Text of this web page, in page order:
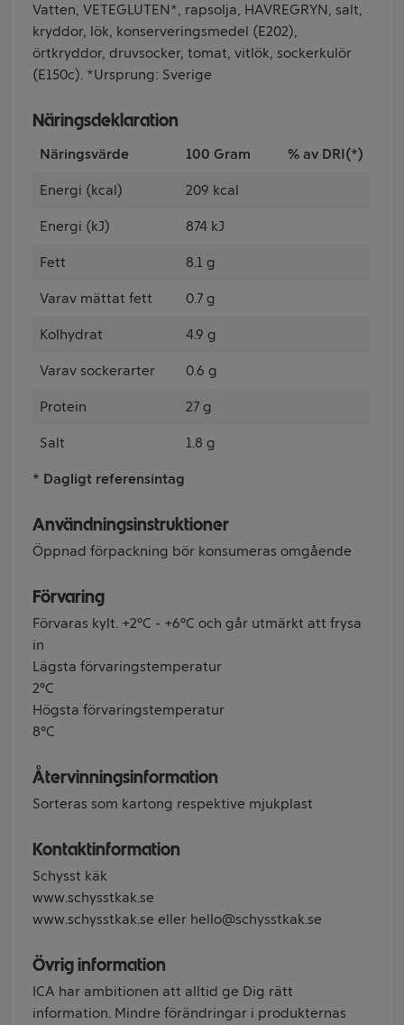
Vatten, VETEGLUTEN*, rapsolja, HAVREGRYN, salt,
kryddor, lök, konserveringsmedel (E202),
örtkryddor, druvsocker, tomat, vitlök, sockerkulör
(E150c). *Ursprung: Sverige
Näringsdeklaration
Näringsvärde 100 Gram % av DRI(*)
Energi (kcal) 209 kcal
Energi (kJ) 874 kJ
Fett 8.1 g
Varav mättat fett 0.7 g
Kolhydrat 4.9 g
Varav sockerarter 0.6 g
Protein 27 g
Salt 1.8 g
* Dagligt referensintag
Användningsinstruktioner
Öppnad förpackning bör konsumeras omgående
Förvaring
Förvaras kylt. +2°C - +6°C och går utmärkt att frysa
in
Lägsta förvaringstemperatur
2°C
Högsta förvaringstemperatur
8°C
Återvinningsinformation
Sorteras som kartong respektive mjukplast
Kontaktinformation
Schysst käk
www.schysstkak.se
www.schysstkak.se eller hello@schysstkak.se
Övrig information
ICA har ambitionen att alltid ge Dig rätt
information. Mindre förändringar i produkternas